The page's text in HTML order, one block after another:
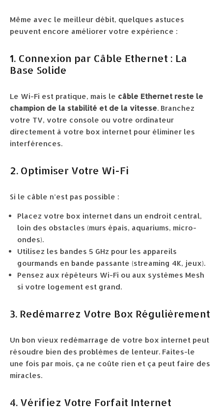
Même avec le meilleur débit, quelques astuces
peuvent encore améliorer votre expérience :
1. Connexion par Câble Ethernet : La
Base Solide
Le Wi-Fi est pratique, mais le câble Ethernet reste le
champion de la stabilité et de la vitesse. Branchez
votre TV, votre console ou votre ordinateur
directement à votre box internet pour éliminer les
interférences.
2. Optimiser Votre Wi-Fi
Si le câble n’est pas possible :
Placez votre box internet dans un endroit central,
loin des obstacles (murs épais, aquariums, micro-
ondes).
Utilisez les bandes 5 GHz pour les appareils
gourmands en bande passante (streaming 4K, jeux).
Pensez aux répéteurs Wi-Fi ou aux systèmes Mesh
si votre logement est grand.
3. Redémarrez Votre Box Régulièrement
Un bon vieux redémarrage de votre box internet peut
résoudre bien des problèmes de lenteur. Faites-le
une fois par mois, ça ne coûte rien et ça peut faire des
miracles.
4. Vérifiez Votre Forfait Internet